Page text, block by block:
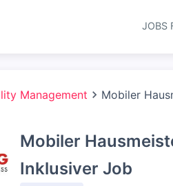
JOBS
Management Mobiler
Mobiler
Inklusiver Job